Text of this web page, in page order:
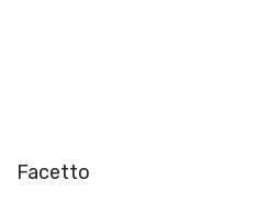
Facetto